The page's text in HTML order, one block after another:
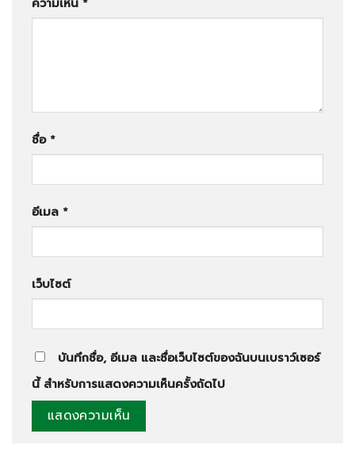
ชื่อ *
อีเมล *
เว็บไซต์
บันทึกชื่อ, อีเมล และชื่อเว็บไซต์ของฉันบนเบราว์เซอร์
นี้ สำหรับการแสดงความเห็นครั้งถัดไป